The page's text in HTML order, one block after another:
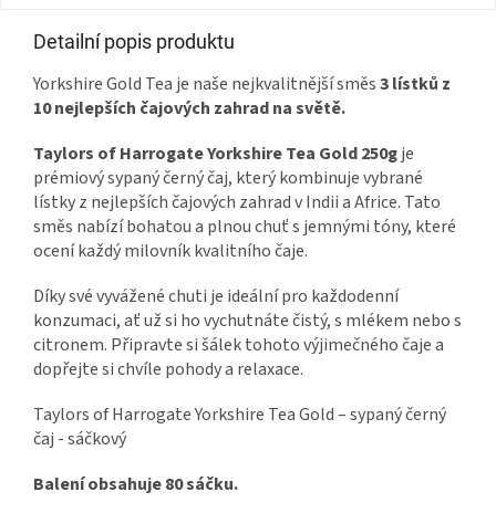
Detailní popis produktu
Yorkshire Gold Tea je naše nejkvalitnější směs3 lístků z
10 nejlepších čajových zahrad na světě.
Taylors of Harrogate Yorkshire Tea Gold 250gje
prémiový sypaný černý čaj, který kombinuje vybrané
lístky z nejlepších čajových zahrad v Indii a Africe. Tato
směs nabízí bohatou a plnou chuť s jemnými tóny, které
ocení každý milovník kvalitního čaje.
Díky své vyvážené chuti je ideální pro každodenní
konzumaci, ať už si ho vychutnáte čistý, s mlékem nebo s
citronem. Připravte si šálek tohoto výjimečného čaje a
dopřejte si chvíle pohody a relaxace.
Taylors of Harrogate Yorkshire Tea Gold – sypaný černý
čaj - sáčkový
Balení obsahuje 80 sáčku.